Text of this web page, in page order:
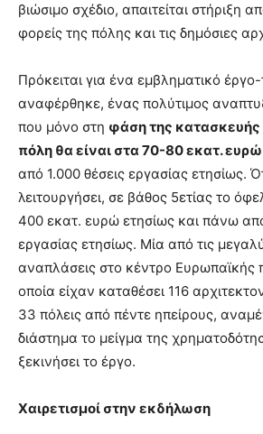
βιώσιμο σχέδιο, απαιτείται στήριξη
φορείς της πόλης και τις δημόσιες
Πρόκειται για ένα εμβληματικό
αναφέρθηκε, ένας πολύτιμος
που μόνο στη φάση της κατασκευής
πόλη θα είναι στα 70-80 εκατ.
από 1.000 θέσεις εργασίας ετησίως.
λειτουργήσει, σε βάθος 5ετίας το
400 εκατ. ευρώ ετησίως και πάνω
εργασίας ετησίως. Μία από τις
αναπλάσεις στο κέντρο Ευρωπαϊκής
οποία είχαν καταθέσει 116
33 πόλεις από πέντε ηπείρους,
διάστημα το μείγμα της
ξεκινήσει το έργο.
Χαιρετισμοί στην εκδήλωση